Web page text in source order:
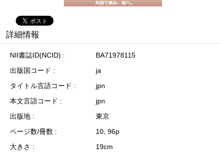
詳細情報
NII書誌ID(NCID)
BA71978115
出版国コード
ja
タイトル言語コード
jpn
本文言語コード
jpn
出版地
東京
ページ数/冊数
10, 96p
大きさ
19cm